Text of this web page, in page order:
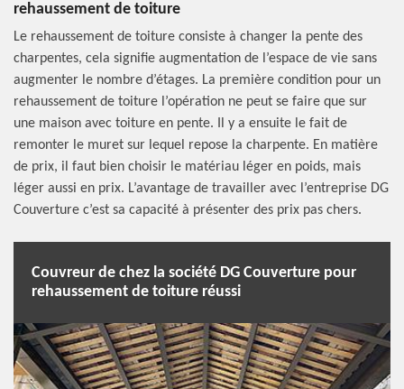
rehaussement de toiture
Le rehaussement de toiture consiste à changer la pente des
charpentes, cela signifie augmentation de l’espace de vie sans
augmenter le nombre d’étages. La première condition pour un
rehaussement de toiture l’opération ne peut se faire que sur
une maison avec toiture en pente. Il y a ensuite le fait de
remonter le muret sur lequel repose la charpente. En matière
de prix, il faut bien choisir le matériau léger en poids, mais
léger aussi en prix. L’avantage de travailler avec l’entreprise DG
Couverture c’est sa capacité à présenter des prix pas chers.
Couvreur de chez la société DG Couverture pour
rehaussement de toiture réussi